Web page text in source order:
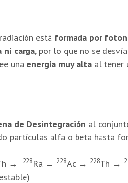
está formada por
ni carga, por lo que no se
una energía muy alta al tener
de Desintegración al
partículas alfa o beta hasta
→ 228Ra → 228Ac → 228Th →